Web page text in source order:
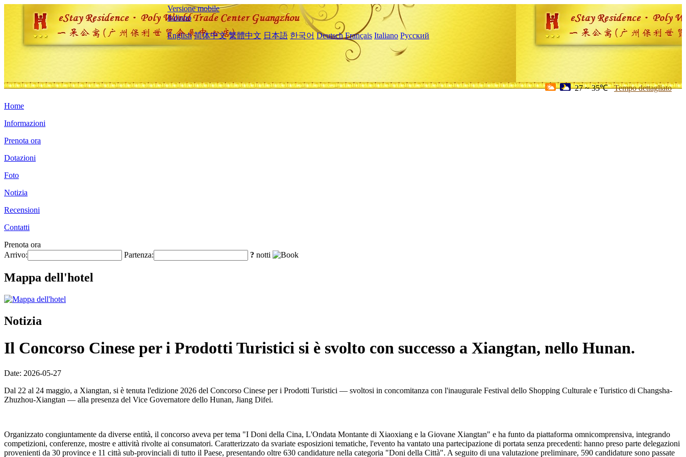
Versione mobile
Italiano
English 简体中文 繁體中文 日本語 한국어 Deutsch Français Italiano Русский
27 ~ 35℃ Tempo dettagliato
Home
Informazioni
Prenota ora
Dotazioni
Foto
Notizia
Recensioni
Contatti
Prenota ora
Arrivo:
Partenza: ? notti
Mappa dell'hotel
Notizia
Il Concorso Cinese per i Prodotti Turistici si è svolto con successo a Xiangtan, nello Hunan.
Date: 2026-05-27
Dal 22 al 24 maggio, a Xiangtan, si è tenuta l'edizione 2026 del Concorso Cinese per i Prodotti Turistici — svoltosi in concomitanza con l'inaugurale Festival dello Shopping Culturale e Turistico di Changsha-
Zhuzhou-Xiangtan — alla presenza del Vice Governatore dello Hunan, Jiang Difei.
Organizzato congiuntamente da diverse entità, il concorso aveva per tema "I Doni della Cina, L'Ondata Montante di Xiaoxiang e la Giovane Xiangtan" e ha funto da piattaforma omnicomprensiva, integrando
competizioni, conferenze, mostre e attività rivolte ai consumatori. Caratterizzato da svariate esposizioni tematiche, l'evento ha vantato una partecipazione di portata senza precedenti: hanno preso parte delegazioni
provenienti da 30 province e 11 città sub-provinciali di tutto il Paese, presentando oltre 630 candidature nella categoria "Doni della Città". A seguito di una valutazione preliminare, 590 candidature sono passate